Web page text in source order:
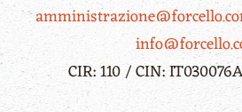
CIR: 110 / CIN: